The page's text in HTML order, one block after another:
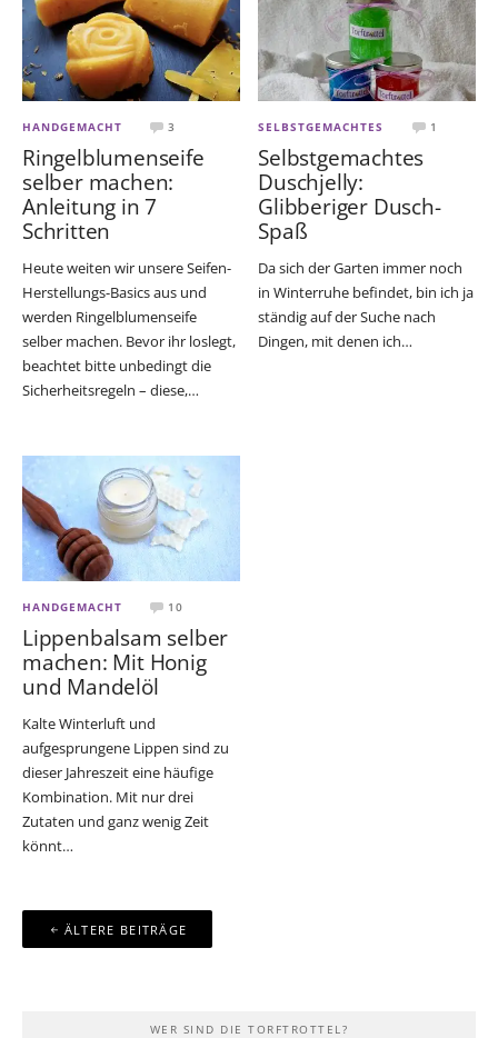
HANDGEMACHT 3
Ringelblumenseife
selber machen:
Anleitung in 7
Schritten
Heute weiten wir unsere Seifen-
Herstellungs-Basics aus und
werden Ringelblumenseife
selber machen. Bevor ihr loslegt,
beachtet bitte unbedingt die
Sicherheitsregeln – diese,…
SELBSTGEMACHTES 1
Selbstgemachtes
Duschjelly:
Glibberiger Dusch-
Spaß
Da sich der Garten immer noch
in Winterruhe befindet, bin ich ja
ständig auf der Suche nach
Dingen, mit denen ich…
HANDGEMACHT 10
Lippenbalsam selber
machen: Mit Honig
und Mandelöl
Kalte Winterluft und
aufgesprungene Lippen sind zu
dieser Jahreszeit eine häufige
Kombination. Mit nur drei
Zutaten und ganz wenig Zeit
könnt…
Beitragsnavigation
ÄLTERE BEITRÄGE
WER SIND DIE TORFTROTTEL?